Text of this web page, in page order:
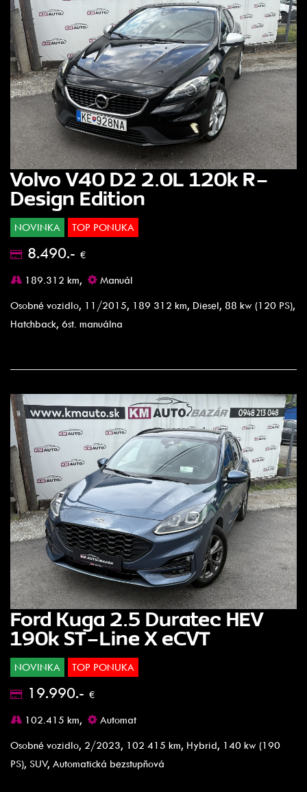
Volvo V40 D2 2.0L 120k R-
Design Edition
NOVINKA TOP PONUKA
8.490.- €
189.312 km,
Manuál
Osobné vozidlo, 11/2015, 189 312 km, Diesel, 88 kw (120 PS),
Hatchback, 6st. manuálna
Ford Kuga 2.5 Duratec HEV
190k ST-Line X eCVT
NOVINKA TOP PONUKA
19.990.- €
102.415 km,
Automat
Osobné vozidlo, 2/2023, 102 415 km, Hybrid, 140 kw (190
PS), SUV, Automatická bezstupňová